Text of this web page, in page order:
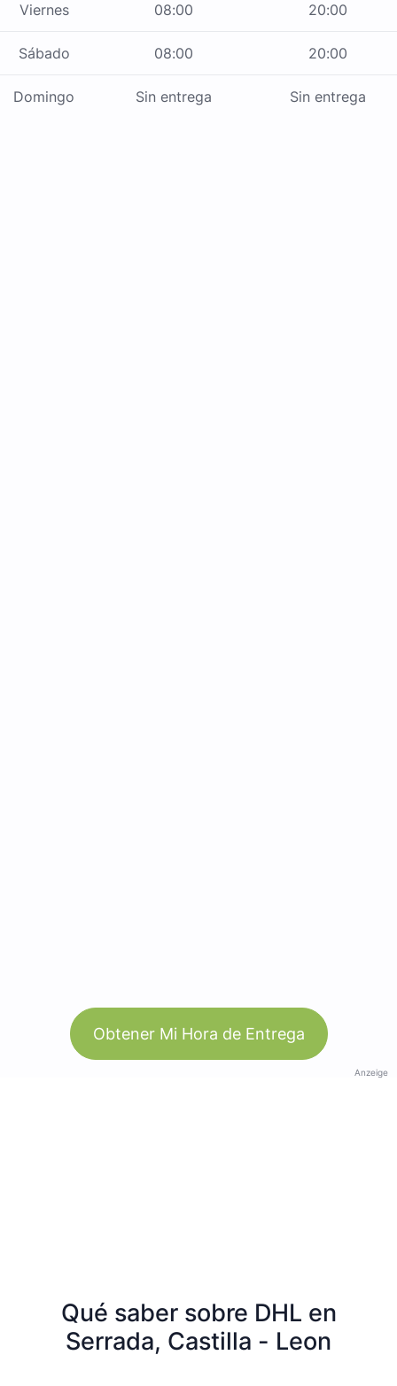
Viernes 08:00 20:00
Sábado 08:00 20:00
Domingo Sin entrega Sin entrega
Obtener Mi Hora de Entrega
Anzeige
Qué saber sobre DHL en
Serrada, Castilla - Leon